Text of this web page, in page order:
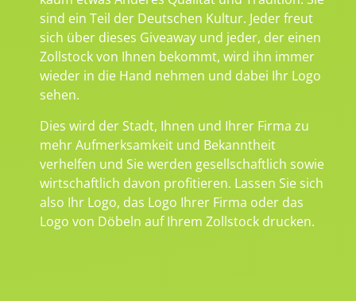
sind ein Teil der Deutschen Kultur. Jeder freut
sich über dieses Giveaway und jeder, der einen
Zollstock von Ihnen bekommt, wird ihn immer
wieder in die Hand nehmen und dabei Ihr Logo
sehen.
Dies wird der Stadt, Ihnen und Ihrer Firma zu
mehr Aufmerksamkeit und Bekanntheit
verhelfen und Sie werden gesellschaftlich sowie
wirtschaftlich davon profitieren. Lassen Sie sich
also Ihr Logo, das Logo Ihrer Firma oder das
Logo von Döbeln auf Ihrem Zollstock drucken.